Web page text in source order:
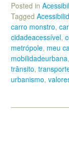
Posted in
Tagged
carro monstro,
cidadeacessível,
metrópole, meu
mobilidadeurbana,
trânsito,
urbanismo,